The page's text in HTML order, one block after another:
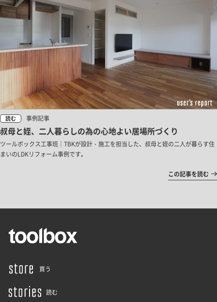
読む 事例記事
叔母と姪、二人暮らしの為の心地よい居場所づくり
ツールボックス工事班｜TBKが設計・施工を担当した、叔母と姪の二人が暮らす住
まいのLDKリフォーム事例です。
この記事を読む
買う
読む